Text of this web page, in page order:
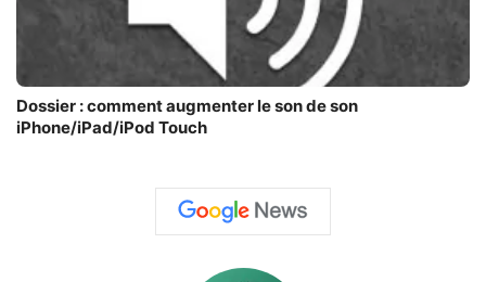
Dossier : comment augmenter le son de son
iPhone/iPad/iPod Touch